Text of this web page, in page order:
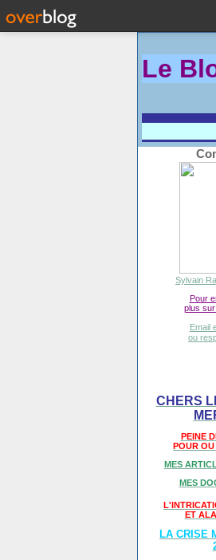
Le
Sylvain
Pour
plus sur
Email
ou
CHERS
PEINE
POUR
MES
MES
ET
LA CRISE